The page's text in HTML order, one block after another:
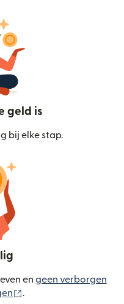
geld is
bij elke stap.
en geen verborgen
.